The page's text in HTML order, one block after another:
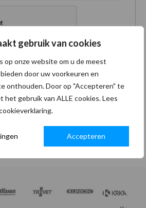
gebruik van cookies
op onze website om u de meest
door uw voorkeuren en
onthouden. Door op "Accepteren" te
het gebruik van ALLE cookies. Lees
Accepteren
worden gebruikt om je
te ondersteunen, om toegang
en voor andere doeleinden
onzeprivacybeleid.